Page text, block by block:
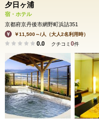
夕日ヶ浦
宿・ホテル
京都府京丹後市網野町浜詰351
￥11,500～/人（大人2名利用時）
0.0 クチコミ 0件